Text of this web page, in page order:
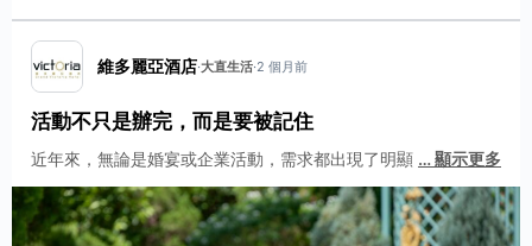
維多麗亞酒店·大直生活·2 個月前
活動不只是辦完，而是要被記住
近年來，無論是婚宴或企業活動，需求都出現了明顯 …顯示更多